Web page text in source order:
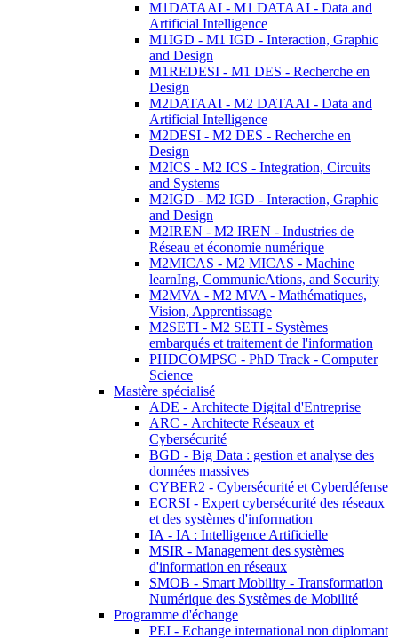
M1DATAAI - M1 DATAAI - Data and
Artificial Intelligence
M1IGD - M1 IGD - Interaction, Graphic
and Design
M1REDESI - M1 DES - Recherche en
Design
M2DATAAI - M2 DATAAI - Data and
Artificial Intelligence
M2DESI - M2 DES - Recherche en
Design
M2ICS - M2 ICS - Integration, Circuits
and Systems
M2IGD - M2 IGD - Interaction, Graphic
and Design
M2IREN - M2 IREN - Industries de
Réseau et économie numérique
M2MICAS - M2 MICAS - Machine
learnIng, CommunicAtions, and Security
M2MVA - M2 MVA - Mathématiques,
Vision, Apprentissage
M2SETI - M2 SETI - Systèmes
embarqués et traitement de l'information
PHDCOMPSC - PhD Track - Computer
Science
Mastère spécialisé
ADE - Architecte Digital d'Entreprise
ARC - Architecte Réseaux et
Cybersécurité
BGD - Big Data : gestion et analyse des
données massives
CYBER2 - Cybersécurité et Cyberdéfense
ECRSI - Expert cybersécurité des réseaux
et des systèmes d'information
IA - IA : Intelligence Artificielle
MSIR - Management des systèmes
d'information en réseaux
SMOB - Smart Mobility - Transformation
Numérique des Systèmes de Mobilité
Programme d'échange
PEI - Echange international non diplomant